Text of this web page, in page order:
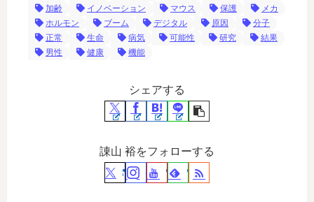
加齢
イノベーション マウス 保護
メカ
ホルモン
ブーム デジタル 原因
分子
正常
生命 病気 可能性 研究
結果
男性
健康 機能
シェアする
諌山 裕をフォローする